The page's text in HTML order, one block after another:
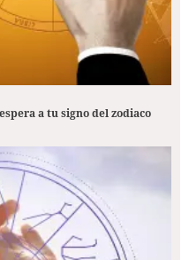
a tu signo del zodiaco